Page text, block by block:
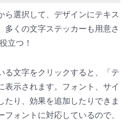
ら選択して、デザインにテキス
多くの文字ステッカーも用意さ
立つ！
る文字をクリックすると、「テ
表示されます。フォント、サイ
たり、効果を追加したりできま
ォントに対応しているので、